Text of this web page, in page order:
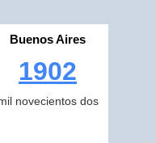
Buenos Aires
1902
novecientos dos